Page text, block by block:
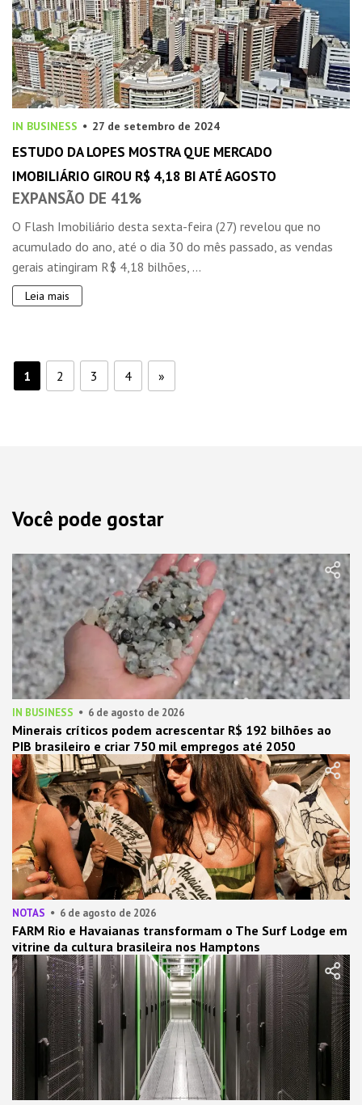
IN BUSINESS 27 de setembro de 2024
ESTUDO DA LOPES MOSTRA QUE MERCADO
IMOBILIÁRIO GIROU R$ 4,18 BI ATÉ AGOSTO
EXPANSÃO DE 41%
O Flash Imobiliário desta sexta-feira (27) revelou que no
acumulado do ano, até o dia 30 do mês passado, as vendas
gerais atingiram R$ 4,18 bilhões, ...
Leia mais
1 2 3 4 »
Você pode gostar
IN BUSINESS 6 de agosto de 2026
Minerais críticos podem acrescentar R$ 192 bilhões ao
PIB brasileiro e criar 750 mil empregos até 2050
NOTAS 6 de agosto de 2026
FARM Rio e Havaianas transformam o The Surf Lodge em
vitrine da cultura brasileira nos Hamptons